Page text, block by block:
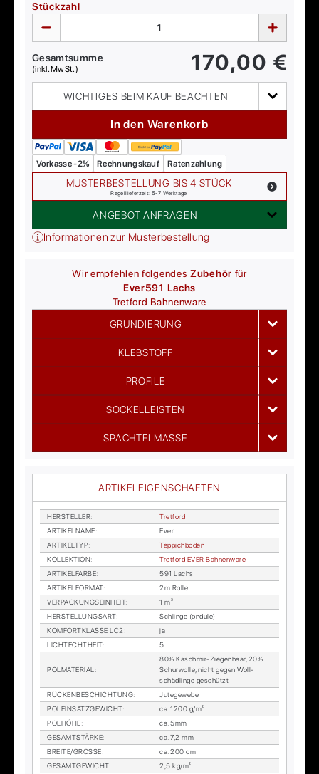
Stückzahl
Gesamtsumme
(inkl. MwSt.) 170,00 €
WICHTIGES BEIM KAUF BEACHTEN
In den Warenkorb
Vorkasse -2% Rechnungskauf Ratenzahlung
MUSTERBESTELLUNG BIS 4 STÜCK
Regellieferzeit: 5-7 Werktage
ANGEBOT ANFRAGEN
Informationen zur Musterbestellung
Wir empfehlen folgendesZubehör für
Ever591 Lachs
Tretford Bahnenware
GRUNDIERUNG
KLEBSTOFF
PROFILE
SOCKELLEISTEN
SPACHTELMASSE
ARTIKELEIGENSCHAFTEN
HER­STEL­LER:
Tret­ford
AR­TI­KEL­NA­ME:
Ever
AR­TI­KEL­TYP:
Tep­pich­bo­den
KOL­LEK­TI­ON:
Tret­ford EVER Bah­n­en­wa­re
AR­TI­KEL­FAR­BE:
591 Lachs
AR­TI­KEL­FOR­MAT:
2m Rol­le
VER­PA­CKUNGS­EIN­HEIT:
1 m²
HER­STEL­LUNGS­ART:
Schlin­ge (on­du­le)
KOM­FORT­KLAS­SE LC2 :
ja
LICHTECHT­HEIT: 5
POL­MA­TE­RI­AL :
80% Kasch­mir-Zie­gen­haar, 20%
Schur­wol­le, nicht ge­gen Woll­
schäd­lin­ge ge­schützt
RÜ­CKEN­BE­SCHICH­TUNG:
Ju­te­ge­we­be
POL­EIN­SATZ­GE­WICHT:
ca. 1200 g/m²
POL­HÖ­HE:
ca. 5mm
GE­SAMT­STÄR­KE:
ca. 7,2 mm
BREI­TE/GRÖS­SE:
ca. 200 cm
GE­SAMT­GE­WICHT:
2,5 kg/m²